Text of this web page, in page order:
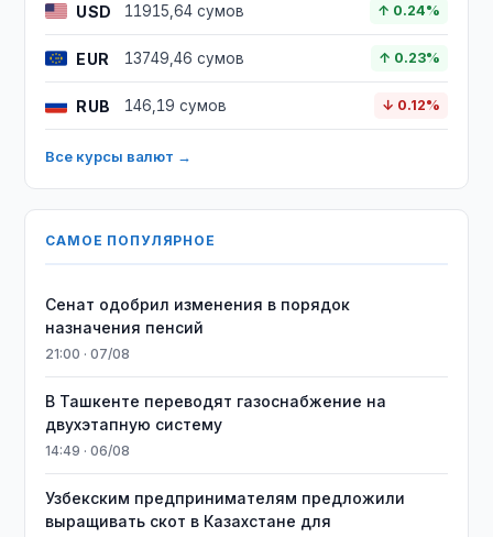
USD 11915,64 сумов ↑ 0.24%
EUR 13749,46 сумов ↑ 0.23%
RUB 146,19 сумов ↓ 0.12%
Все курсы валют →
САМОЕ ПОПУЛЯРНОЕ
Сенат одобрил изменения в порядок
назначения пенсий
21:00 · 07/08
В Ташкенте переводят газоснабжение на
двухэтапную систему
14:49 · 06/08
Узбекским предпринимателям предложили
выращивать скот в Казахстане для